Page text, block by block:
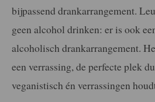
bijpassend drankarrangement.
geen alcohol drinken: er is ook
alcoholisch drankarrangement.
een verrassing, de perfecte plek
veganistisch én verrassingen